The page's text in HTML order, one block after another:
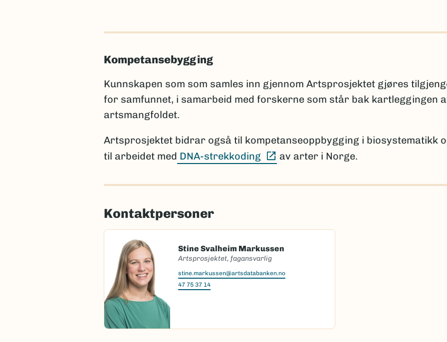
Kompetansebygging
Kunnskapen som som samles inn gjennom Artsprosjektet gjøres
for samfunnet, i samarbeid med forskerne som står bak kartleggingen
artsmangfoldet.
Artsprosjektet bidrar også til kompetanseoppbygging i biosystematikk
til arbeidet med DNA-strekkoding (Ekstern lenke)
av arter i Norge.
Kontaktpersoner
Stine Svalheim Markussen
Artsprosjektet, fagansvarlig
stine.markussen@artsdatabanken.no
47 75 37 14